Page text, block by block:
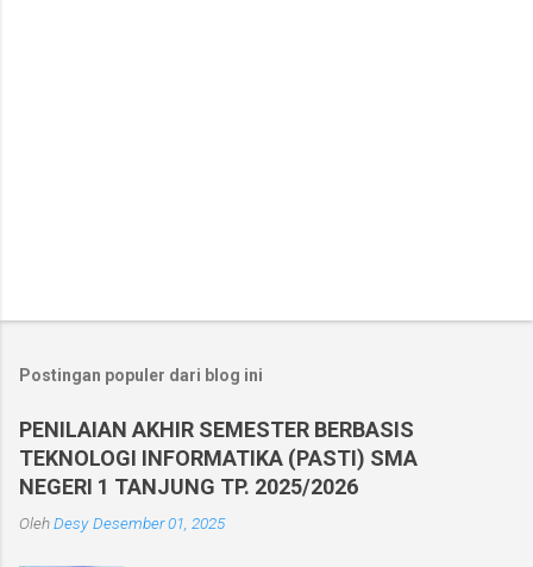
Postingan populer dari blog ini
PENILAIAN AKHIR SEMESTER BERBASIS
TEKNOLOGI INFORMATIKA (PASTI) SMA
NEGERI 1 TANJUNG TP. 2025/2026
OlehDesy Desember 01, 2025